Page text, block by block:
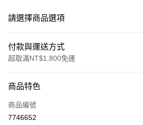
請選擇商品選項
付款與運送方式
超取滿NT$1,800免運
信用卡一次付款
超商取貨付款
商品特色
商品編號
7746652